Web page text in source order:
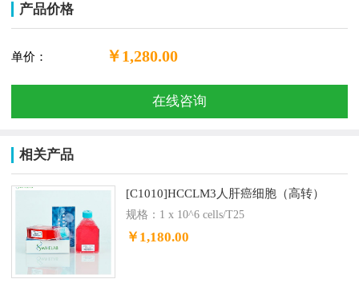
产品价格
单价： ￥1,280.00
在线咨询
相关产品
[C1010]HCCLM3人肝癌细胞（高转）
规格：1 x 10^6 cells/T25
￥1,180.00